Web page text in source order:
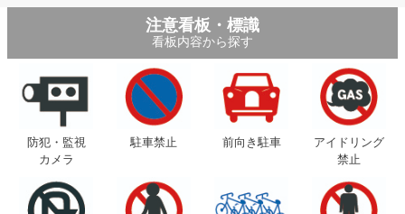
注意看板・標識
看板内容から探す
防犯・監視
カメラ
駐車禁止 前向き駐車
アイドリング
禁止